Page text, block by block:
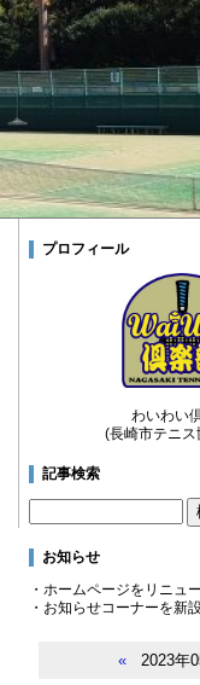
プロフィール
わいわい
(長崎市テニ
記事検索
お知らせ
・ホームページをリニュ
・お知らせコーナーを新
« 2023年